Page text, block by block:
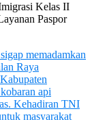
Kelas II
Paspor